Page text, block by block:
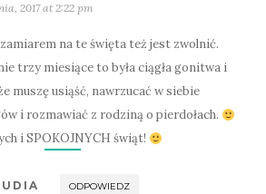
2017 at 2:22 pm
na te święta też jest zwolnić.
trzy miesiące to była ciągła gonitwa i
muszę usiąść, nawrzucać w siebie
i rozmawiać z rodziną o pierdołach.
i SPOKOJNYCH świąt!
ODPOWIEDZ